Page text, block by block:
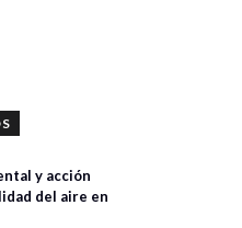
y acción
del aire en